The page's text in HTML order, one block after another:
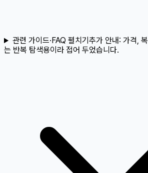
관련 가이드·FAQ 펼치기 추가 안내: 가격,
는 반복 탐색용이라 접어 두었습니다.